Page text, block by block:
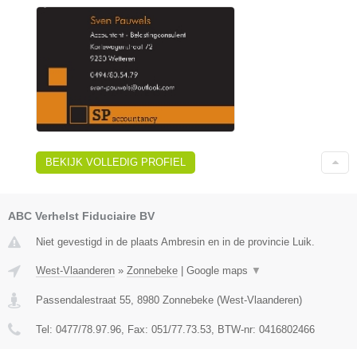
BEKIJK VOLLEDIG PROFIEL
ABC Verhelst Fiduciaire BV
Niet gevestigd in de plaats Ambresin en in de provincie Luik.
West-Vlaanderen » Zonnebeke | Google maps ▼
Passendalestraat 55 8980 Zonnebeke (West-Vlaanderen)
Tel: 0477/78.97.96 , Fax: 051/77.73.53 , BTW-nr: 0416802466